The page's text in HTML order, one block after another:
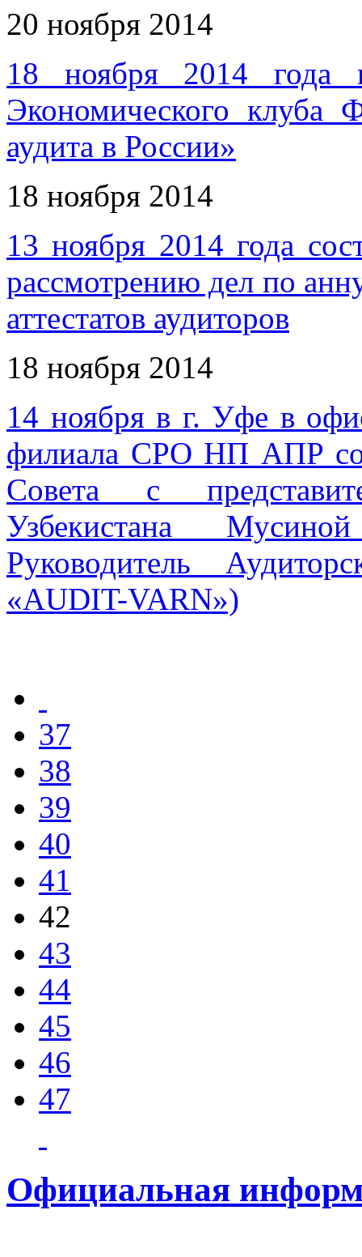
20 ноября 2014
18 ноября 2014 года
Экономического
аудита в России»
18 ноября 2014
13 ноября 2014 года
рассмотрению дел по
аттестатов аудиторов
18 ноября 2014
14 ноября в г. Уфе в
филиала СРО НП АПР
Совета с
Узбекистана
Руководитель
«AUDIT-VARN»)
37
38
39
40
41
42
43
44
45
46
47
Официальная